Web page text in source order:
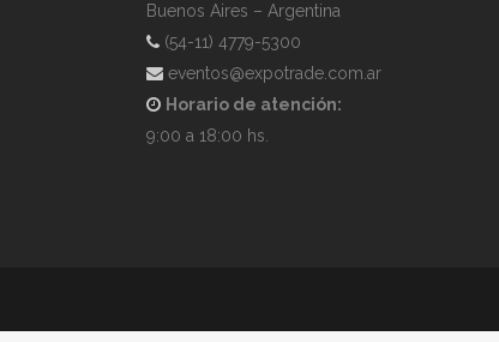
Buenos Aires – Argentina
(54-11) 4779-5300
eventos@expotrade.com.ar
Horario de atención:
9:00 a 18:00 hs.